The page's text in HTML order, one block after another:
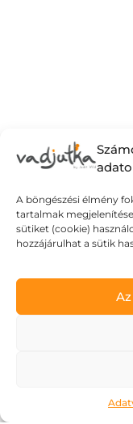
A böngészési élmény
tartalmak
sütiket (cookie)
hozzájárulhat a sütik
Ne